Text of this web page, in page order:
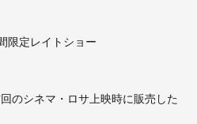
限定レイトショー
のシネマ・ロサ上映時に販売した